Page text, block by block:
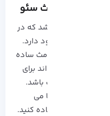
یا رنک مث سئو
متوجه خواهید شد که در
تفاوت هایی وجود دارد.
قسمت تنظیمات و پیشخوان Yoast نسبت به رنک مث ساده
این مورد می تواند برای
کرده اند، مناسب باشد.
مث زیاد است که شما می
خود از آن استفاده کنید.